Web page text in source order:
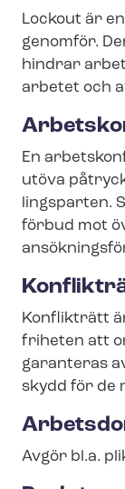
Lockout är
genomför.
hindrar
arbetet och
En
utöva
lings­par­ten.
förbud mot
Konflikträtt
friheten att
garanteras
skydd för de
Avgör bl.a.